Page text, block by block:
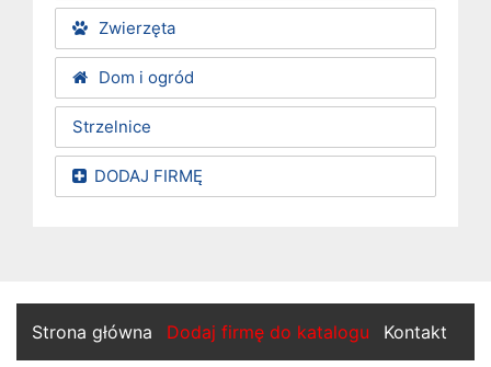
Zwierzęta
Dom i ogród
Strzelnice
DODAJ FIRMĘ
Strona główna Dodaj firmę do katalogu Kontakt